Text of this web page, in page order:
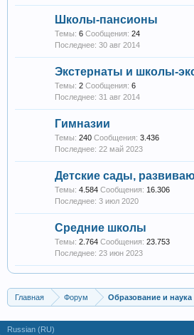
Школы-пансионы
Темы: 6 Сообщения: 24
30 авг 2014
Экстернаты и школы-
Темы: 2 Сообщения: 6
31 авг 2014
Гимназии
Темы: 240 Сообщения: 3.436
22 май 2023
Детские сады,
Темы: 4.584 Сообщения: 16.306
3 июл 2020
Средние школы
Темы: 2.764 Сообщения: 23.753
23 июн 2023
Главная Форум Образование и наука
Russian (RU)